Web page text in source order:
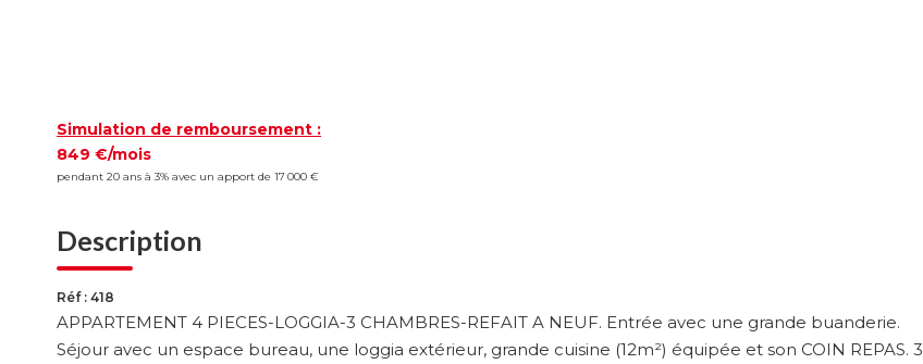
Simulation de remboursement :
849 €/mois
pendant 20 ans à 3% avec un apport de 17 000 €
Description
Réf : 418
APPARTEMENT 4 PIECES-LOGGIA-3 CHAMBRES-REFAIT A NEUF. Entrée avec une grande buanderie.
Séjour avec un espace bureau, une loggia extérieur, grande cuisine (12m²) équipée et son COIN REPAS. 3